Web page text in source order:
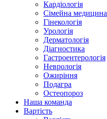
Кардіологія
Сімейна медицина
Гінекологія
Урологія
Дерматологія
Діагностика
Гастроентерологія
Неврологія
Ожиріння
Подагра
Остеопороз
Наша команда
Вартість